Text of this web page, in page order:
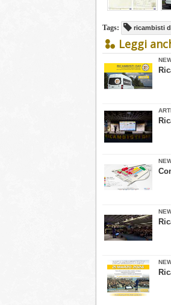
Tags: ricambisti
Leggi